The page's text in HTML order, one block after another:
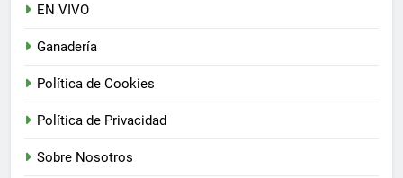
EN VIVO
Ganadería
Política de Cookies
Política de Privacidad
Sobre Nosotros